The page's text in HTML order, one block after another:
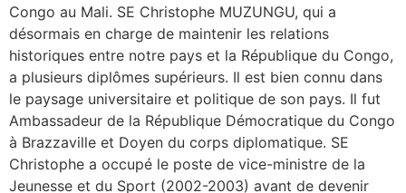
Congo au Mali. SE Christophe MUZUNGU, qui a
désormais en charge de maintenir les relations
historiques entre notre pays et la République du Congo,
a plusieurs diplômes supérieurs. Il est bien connu dans
le paysage universitaire et politique de son pays. Il fut
Ambassadeur de la République Démocratique du Congo
à Brazzaville et Doyen du corps diplomatique. SE
Christophe a occupé le poste de vice-ministre de la
Jeunesse et du Sport (2002-2003) avant de devenir